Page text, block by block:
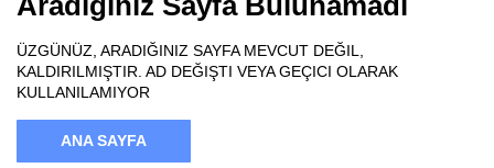
ÜZGÜNÜZ, ARADIĞINIZ SAYFA MEVCUT DEĞIL,
KALDIRILMIŞTIR. AD DEĞIŞTI VEYA GEÇICI OLARAK
KULLANILAMIYOR
ANA SAYFA